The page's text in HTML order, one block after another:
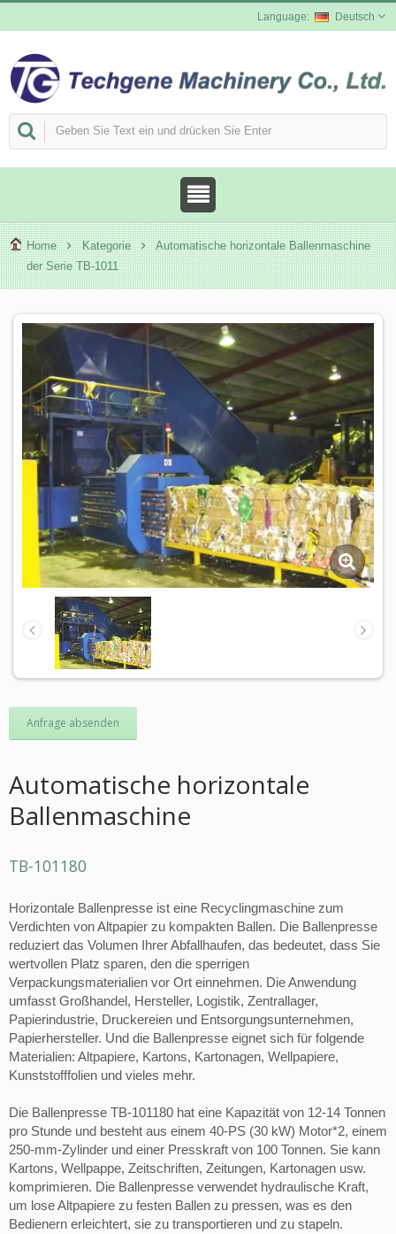
Deutsch
Home Kategorie
Automatische horizontale Ballenmaschine
der Serie TB-1011
Anfrage absenden
Automatische horizontale
Ballenmaschine
TB-101180
Horizontale Ballenpresse ist eine Recyclingmaschine zum
Verdichten von Altpapier zu kompakten Ballen. Die Ballenpresse
reduziert das Volumen Ihrer Abfallhaufen, das bedeutet, dass Sie
wertvollen Platz sparen, den die sperrigen
Verpackungsmaterialien vor Ort einnehmen. Die Anwendung
umfasst Großhandel, Hersteller, Logistik, Zentrallager,
Papierindustrie, Druckereien und Entsorgungsunternehmen,
Papierhersteller. Und die Ballenpresse eignet sich für folgende
Materialien: Altpapiere, Kartons, Kartonagen, Wellpapiere,
Kunststofffolien und vieles mehr.
Die Ballenpresse TB-101180 hat eine Kapazität von 12-14 Tonnen
pro Stunde und besteht aus einem 40-PS (30 kW) Motor*2, einem
250-mm-Zylinder und einer Presskraft von 100 Tonnen. Sie kann
Kartons, Wellpappe, Zeitschriften, Zeitungen, Kartonagen usw.
komprimieren. Die Ballenpresse verwendet hydraulische Kraft,
um lose Altpapiere zu festen Ballen zu pressen, was es den
Bedienern erleichtert, sie zu transportieren und zu stapeln.